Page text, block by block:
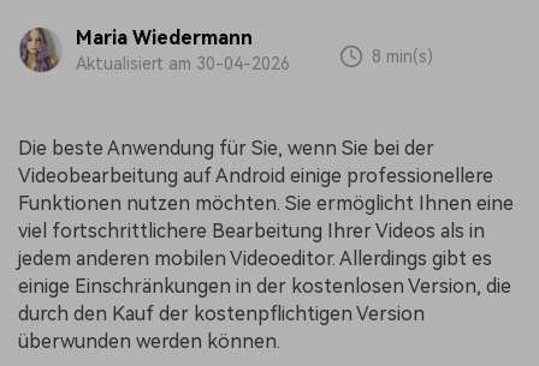
Maria Wiedermann
Aktualisiert am 30-04-2026 8 min(s)
Die beste Anwendung für Sie, wenn Sie bei der
Videobearbeitung auf Android einige professionellere
Funktionen nutzen möchten. Sie ermöglicht Ihnen eine
viel fortschrittlichere Bearbeitung Ihrer Videos als in
jedem anderen mobilen Videoeditor. Allerdings gibt es
einige Einschränkungen in der kostenlosen Version, die
durch den Kauf der kostenpflichtigen Version
überwunden werden können.